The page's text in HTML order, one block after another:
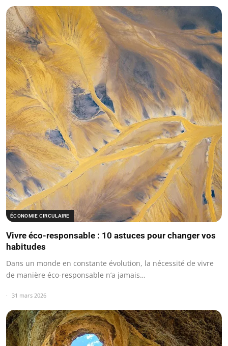
ÉCONOMIE CIRCULAIRE
Vivre éco-responsable : 10 astuces pour changer vos
habitudes
Dans un monde en constante évolution, la nécessité de vivre
de manière éco-responsable n’a jamais…
31 mars 2026